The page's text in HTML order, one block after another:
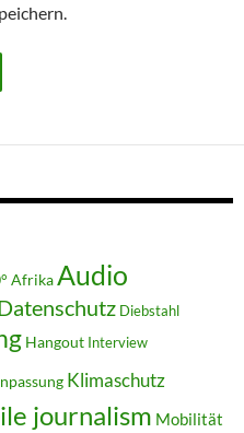
AfrikaAudio
Diebstahl
Hangout Interview
Klimaschutz
journalism Mobilität